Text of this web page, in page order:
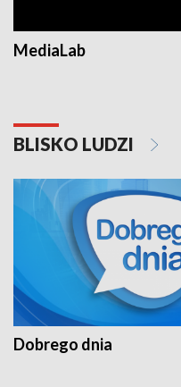
MediaLab
BLISKO LUDZI
Dobrego dnia